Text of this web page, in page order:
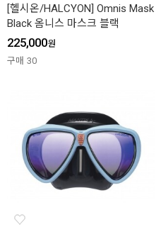
[헬시온/HALCYON] Omnis Mask
Black 옴니스 마스크 블랙
225,000원
구매 30